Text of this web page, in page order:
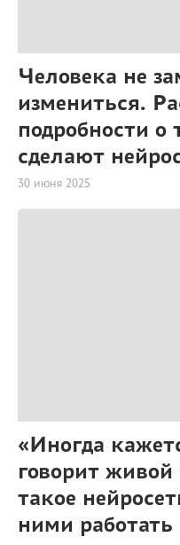
Человека не
измениться.
подробности о
сделают
30 июня 2025
«Иногда
говорит
такое
ними работать